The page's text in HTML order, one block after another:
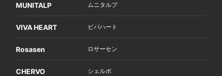
MUNITALP ムニタルプ
VIVA HEART ビバハート
Rosasen ロサーセン
CHERVO シェルボ